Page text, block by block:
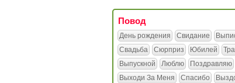
Повод
День рождения Свидание
Свадьба
Сюрприз Юбилей
Выпускной
Люблю
Поздравляю
Выходи За Меня
Спасибо